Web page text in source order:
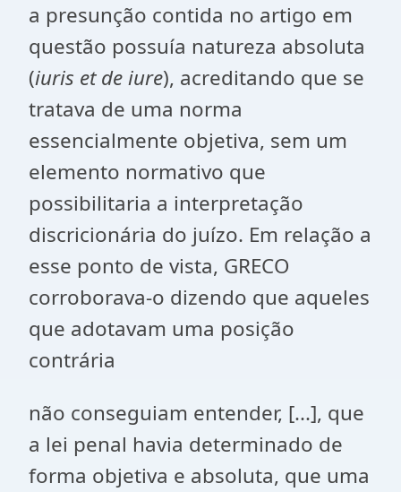
a presunção contida no artigo em
questão possuía natureza absoluta
(iuris et de iure), acreditando que se
tratava de uma norma
essencialmente objetiva, sem um
elemento normativo que
possibilitaria a interpretação
discricionária do juízo. Em relação a
esse ponto de vista, GRECO
corroborava-o dizendo que aqueles
que adotavam uma posição
contrária
não conseguiam entender, [...], que
a lei penal havia determinado de
forma objetiva e absoluta, que uma